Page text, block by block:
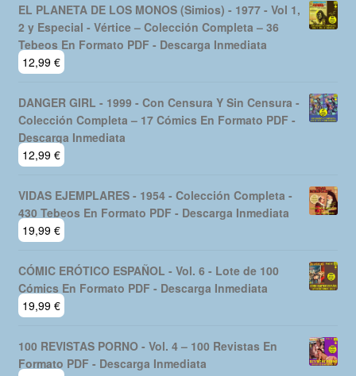
EL PLANETA DE LOS MONOS (Simios) - 1977 - Vol 1,
2 y Especial - Vértice – Colección Completa – 36
Tebeos En Formato PDF - Descarga Inmediata
12,99 €
DANGER GIRL - 1999 - Con Censura Y Sin Censura -
Colección Completa – 17 Cómics En Formato PDF -
Descarga Inmediata
12,99 €
VIDAS EJEMPLARES - 1954 - Colección Completa -
430 Tebeos En Formato PDF - Descarga Inmediata
19,99 €
CÓMIC ERÓTICO ESPAÑOL - Vol. 6 - Lote de 100
Cómics En Formato PDF - Descarga Inmediata
19,99 €
100 REVISTAS PORNO - Vol. 4 – 100 Revistas En
Formato PDF - Descarga Inmediata